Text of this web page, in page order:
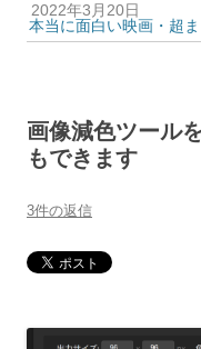
2022年3月20日
本当に面白い映画・超
画像減色ツール
もできます
3件の返信